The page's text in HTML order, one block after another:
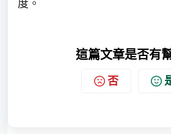
度。
這篇文章是否有
否